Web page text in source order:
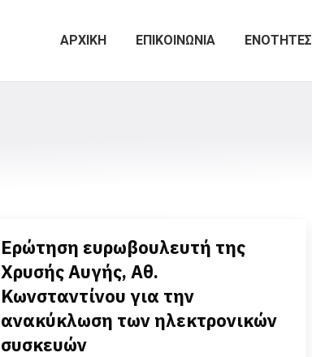
ΑΡΧΙΚΗ ΕΠΙΚΟΙΝΩΝΙΑ ΕΝΟΤΗΤΕΣ
Ερώτηση ευρωβουλευτή της
Χρυσής Αυγής, Αθ.
Κωνσταντίνου για την
ανακύκλωση των ηλεκτρονικών
συσκευών